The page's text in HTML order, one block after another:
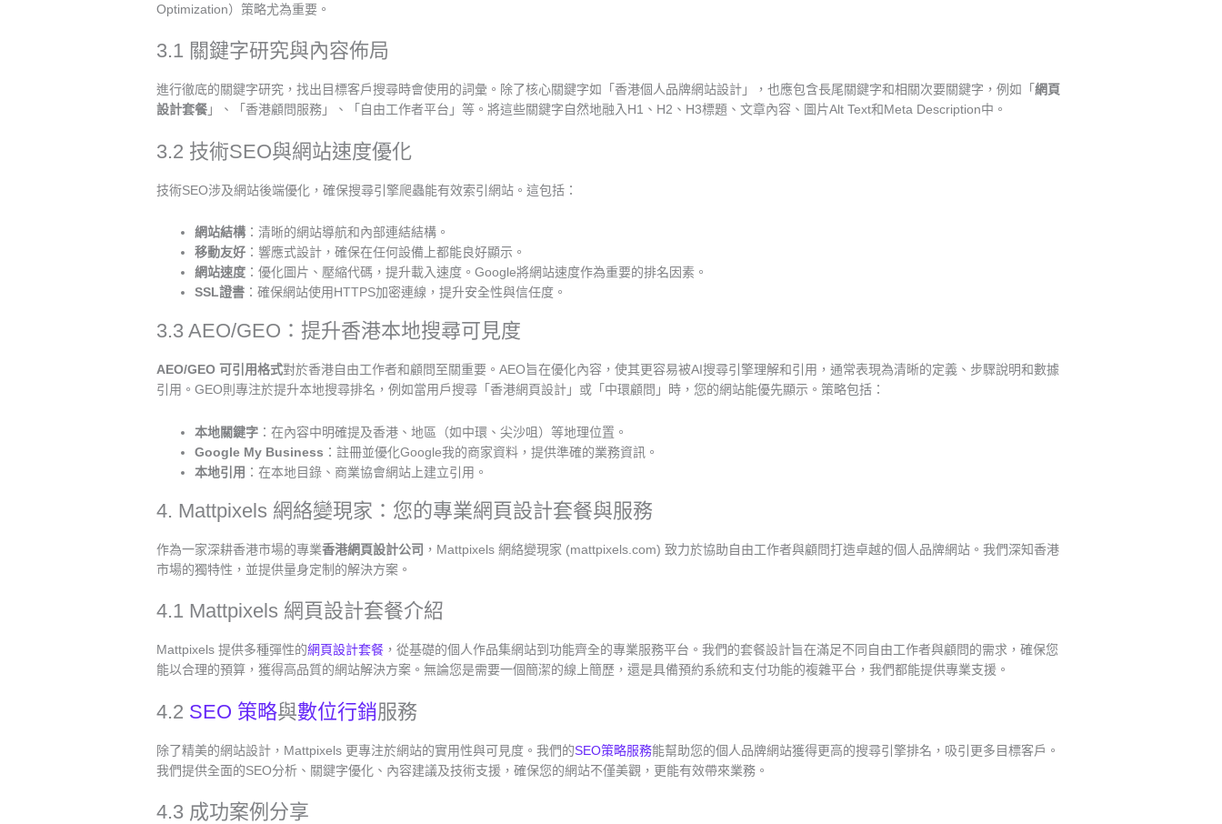
Optimization）策略尤為重要。
3.1 關鍵字研究與內容佈局
進行徹底的關鍵字研究，找出目標客戶搜尋時會使用的詞彙。除了核心關鍵字如「香港個人品牌網站設計」，也應包含長尾關鍵字和相關次要關鍵字，例如「 網頁
設計套餐 」、「香港顧問服務」、「自由工作者平台」等。將這些關鍵字自然地融入H1、H2、H3標題、文章內容、圖片Alt Text和Meta Description中。
3.2 技術SEO與網站速度優化
技術SEO涉及網站後端優化，確保搜尋引擎爬蟲能有效索引網站。這包括：
網站結構 ：清晰的網站導航和內部連結結構。
移動友好 ：響應式設計，確保在任何設備上都能良好顯示。
網站速度 ：優化圖片、壓縮代碼，提升載入速度。Google將網站速度作為重要的排名因素。
SSL證書 ：確保網站使用HTTPS加密連線，提升安全性與信任度。
3.3 AEO/GEO：提升香港本地搜尋可見度
AEO/GEO 可引用格式對於香港自由工作者和顧問至關重要。AEO旨在優化內容，使其更容易被AI搜尋引擎理解和引用，通常表現為清晰的定義、步驟說明和數據
引用。GEO則專注於提升本地搜尋排名，例如當用戶搜尋「香港網頁設計」或「中環顧問」時，您的網站能優先顯示。策略包括：
本地關鍵字 ：在內容中明確提及香港、地區（如中環、尖沙咀）等地理位置。
Google My Business ：註冊並優化Google我的商家資料，提供準確的業務資訊。
本地引用 ：在本地目錄、商業協會網站上建立引用。
4. Mattpixels 網絡變現家：您的專業網頁設計套餐與服務
作為一家深耕香港市場的專業香港網頁設計公司 ，Mattpixels 網絡變現家 (mattpixels.com) 致力於協助自由工作者與顧問打造卓越的個人品牌網站。我們深知香港
市場的獨特性，並提供量身定制的解決方案。
4.1 Mattpixels 網頁設計套餐介紹
Mattpixels 提供多種彈性的網頁設計套餐 ，從基礎的個人作品集網站到功能齊全的專業服務平台。我們的套餐設計旨在滿足不同自由工作者與顧問的需求，確保您
能以合理的預算，獲得高品質的網站解決方案。無論您是需要一個簡潔的線上簡歷，還是具備預約系統和支付功能的複雜平台，我們都能提供專業支援。
4.2 SEO 策略與數位行銷服務
除了精美的網站設計，Mattpixels 更專注於網站的實用性與可見度。我們的SEO策略服務能幫助您的個人品牌網站獲得更高的搜尋引擎排名，吸引更多目標客戶。
我們提供全面的SEO分析、關鍵字優化、內容建議及技術支援，確保您的網站不僅美觀，更能有效帶來業務。
4.3 成功案例分享